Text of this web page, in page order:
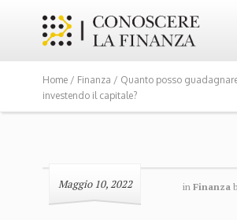
Home / Finanza / Quanto posso
investendo il capitale?
Maggio 10, 2022 in Finanza